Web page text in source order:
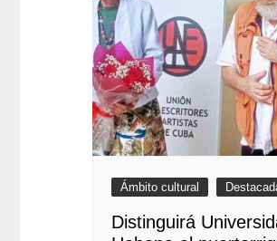
Ámbito cultural
Distinguirá